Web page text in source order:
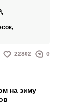
бюджетное, его
вполне
конкуренцию
22802 0
на зиму